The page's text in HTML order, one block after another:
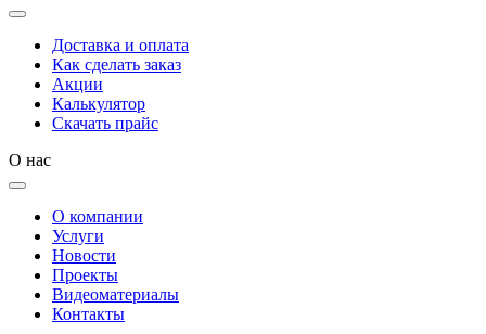
Доставка и оплата
Как сделать заказ
Акции
Калькулятор
Скачать прайс
О нас
О компании
Услуги
Новости
Проекты
Видеоматериалы
Контакты